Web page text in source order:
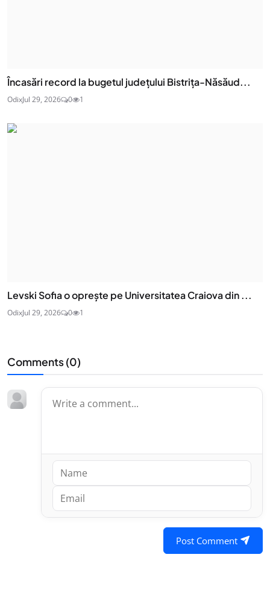
Încasări record la bugetul județului Bistrița-Năsăud...
OdixJul 29, 2026 0 1
Levski Sofia o oprește pe Universitatea Craiova din ...
OdixJul 29, 2026 0 1
Comments (0)
Post Comment